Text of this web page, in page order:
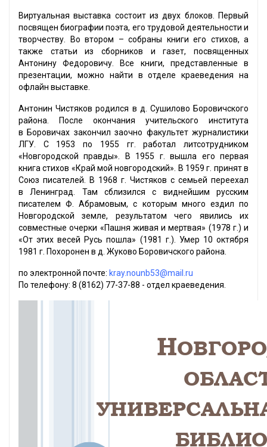
Виртуальная выставка состоит из двух блоков. Первый
посвящен биографии поэта, его трудовой деятельности и
творчеству. Во втором – собраны книги его стихов, а
также статьи из сборников и газет, посвященных
Антонину Федоровичу. Все книги, представленные в
презентации, можно найти в отделе краеведения на
офлайн выставке.
Антонин Чистяков родился в д. Сушилово Боровичского
района. После окончания учительского института
в Боровичах закончил заочно факультет журналистики
ЛГУ. С 1953 по 1955 гг. работал литсотрудником
«Новгородской правды». В 1955 г. вышла его первая
книга стихов «Край мой новгородский». В 1959 г. принят в
Союз писателей. В 1968 г. Чистяков с семьей переехал
в Ленинград. Там сблизился с виднейшим русским
писателем Ф. Абрамовым, с которым много ездил по
Новгородской земле, результатом чего явились их
совместные очерки «Пашня живая и мертвая» (1978 г.) и
«От этих весей Русь пошла» (1981 г.). Умер 10 октября
1981 г. Похоронен в д. Жуково Боровичского района.
по электронной почте: kray.nounb53@mail.ru
По телефону: 8 (8162) 77-37-88 - отдел краеведения.